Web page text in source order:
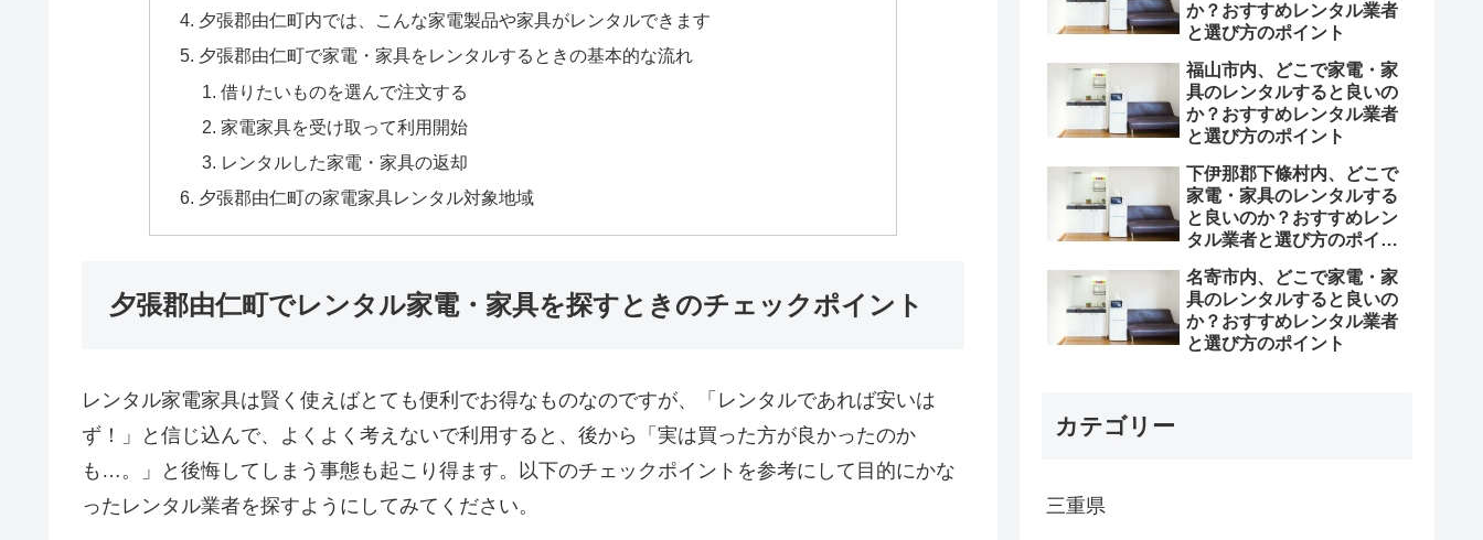
夕張郡由仁町内では、こんな家電製品や家具がレンタルできます
夕張郡由仁町で家電・家具をレンタルするときの基本的な流れ
借りたいものを選んで注文する
家電家具を受け取って利用開始
レンタルした家電・家具の返却
夕張郡由仁町の家電家具レンタル対象地域
夕張郡由仁町でレンタル家電・家具を探すときのチェックポイント
レンタル家電家具は賢く使えばとても便利でお得なものなのですが、「レンタルであれば安いは
ず！」と信じ込んで、よくよく考えないで利用すると、後から「実は買った方が良かったのか
も…。」と後悔してしまう事態も起こり得ます。以下のチェックポイントを参考にして目的にかな
ったレンタル業者を探すようにしてみてください。
か？おすすめレンタル業者
と選び方のポイント
福山市内、どこで家電・家
具のレンタルすると良いの
か？おすすめレンタル業者
と選び方のポイント
下伊那郡下條村内、どこで
家電・家具のレンタルする
と良いのか？おすすめレン
タル業者と選び方のポイン
名寄市内、どこで家電・家
具のレンタルすると良いの
か？おすすめレンタル業者
と選び方のポイント
カテゴリー
三重県